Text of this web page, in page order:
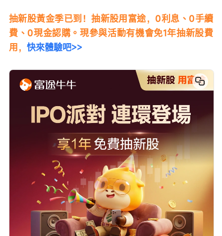
抽新股黃金季已到！抽新股用富途，0利息、0手續
費、0現金認購。現參與活動有機會免1年抽新股費
用， 快來體驗吧>>